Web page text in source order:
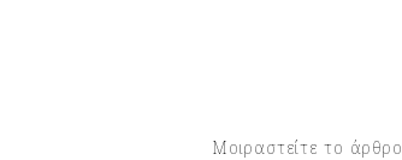
Μοιραστείτε το άρθρο